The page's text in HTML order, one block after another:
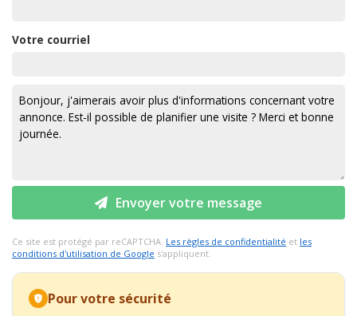
Votre courriel
Envoyer votre message
Ce site est protégé par reCAPTCHA. Les règles de confidentialité et les
conditions d'utilisation de Google s'appliquent.
Pour votre sécurité